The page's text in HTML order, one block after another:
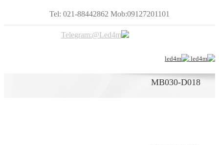
Tel: 021-88442862 Mob:09127201101
MB030-D018